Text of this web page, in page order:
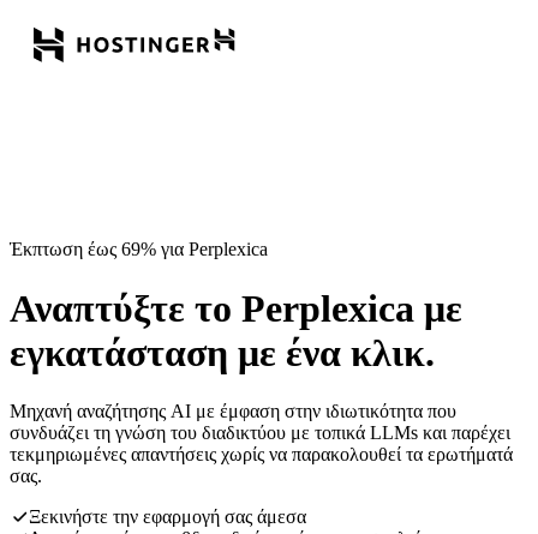
Έκπτωση έως 69% για Perplexica
Αναπτύξτε το Perplexica με
εγκατάσταση με ένα κλικ.
Μηχανή αναζήτησης AI με έμφαση στην ιδιωτικότητα που
συνδυάζει τη γνώση του διαδικτύου με τοπικά LLMs και παρέχει
τεκμηριωμένες απαντήσεις χωρίς να παρακολουθεί τα ερωτήματά
σας.
Ξεκινήστε την εφαρμογή σας άμεσα